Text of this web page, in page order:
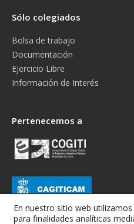
Sólo colegiados
Bolsa de trabajo
Documentación
Ejercicio Libre
Información de Interés
Pertenecemos a
En nuestro sitio web
para finalidades analíticas